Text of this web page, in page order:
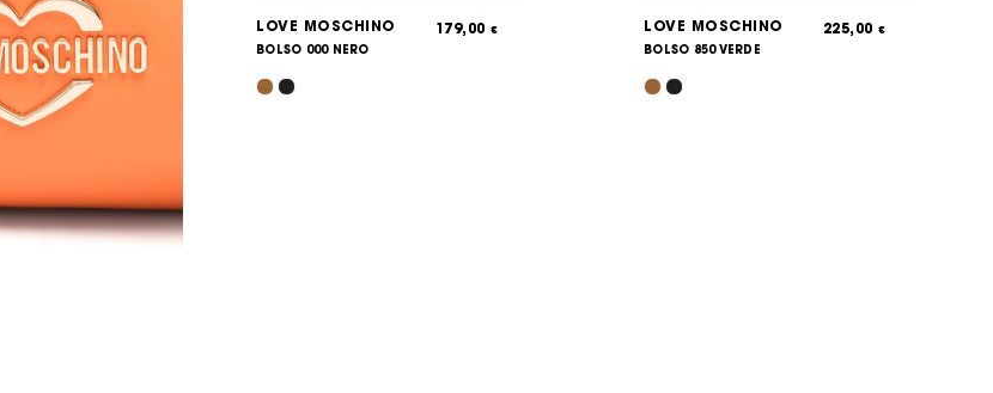
215,00 LOVE MOSCHINO
BOLSO 000 NERO
179,00€ LOVE MOSCHINO
BOLSO 850 VERDE
225,00€